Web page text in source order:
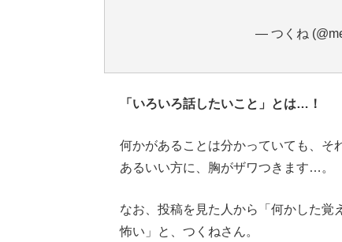
— つくね
「いろいろ話したいこと」とは…！
何かがあることは分かっていても、そ
あるいい方に、胸がザワつきます…。
なお、投稿を見た人から「何かした覚
怖い」と、つくねさん。